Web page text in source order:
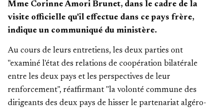
Mme Corinne Amori Brunet, dans le cadre de la
visite officielle qu'il effectue dans ce pays frère,
indique un communiqué du ministère.
Au cours de leurs entretiens, les deux parties ont
"examiné l'état des relations de coopération bilatérale
entre les deux pays et les perspectives de leur
renforcement", réaffirmant "la volonté commune des
dirigeants des deux pays de hisser le partenariat algéro-